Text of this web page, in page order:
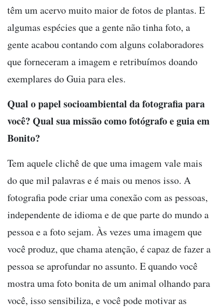
têm um acervo muito maior de fotos de plantas. E
algumas espécies que a gente não tinha foto, a
gente acabou contando com alguns colaboradores
que forneceram a imagem e retribuímos doando
exemplares do Guia para eles.
Qual o papel socioambiental da fotografia para
você? Qual sua missão como fotógrafo e guia em
Bonito?
Tem aquele clichê de que uma imagem vale mais
do que mil palavras e é mais ou menos isso. A
fotografia pode criar uma conexão com as pessoas,
independente de idioma e de que parte do mundo a
pessoa e a foto sejam. Às vezes uma imagem que
você produz, que chama atenção, é capaz de fazer a
pessoa se aprofundar no assunto. E quando você
mostra uma foto bonita de um animal olhando para
você, isso sensibiliza, e você pode motivar as